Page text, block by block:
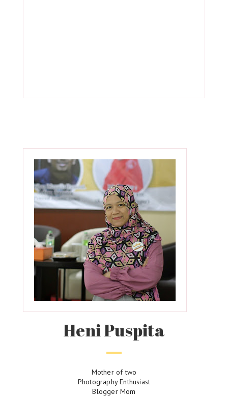
Heni Puspita
Mother of two
Photography Enthusiast
Blogger Mom